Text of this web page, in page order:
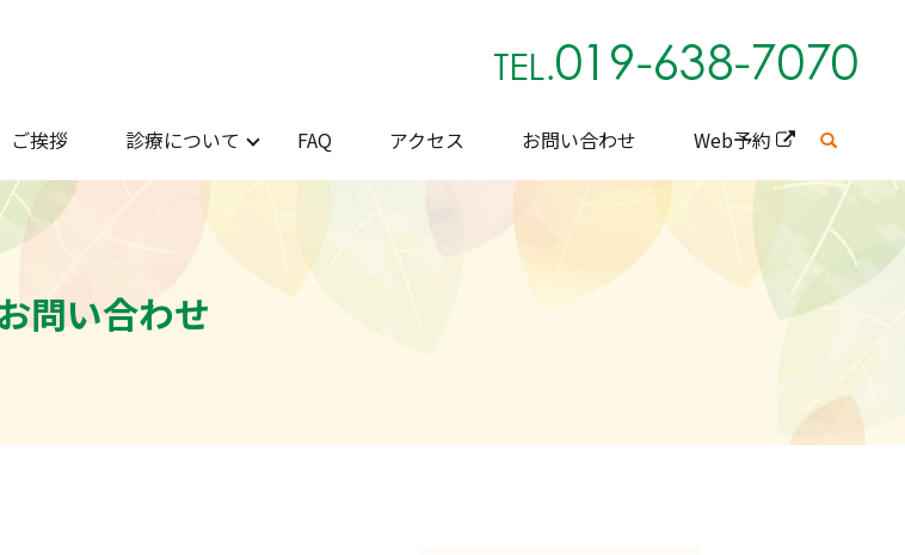
ご挨拶 診療について FAQ アクセス お問い合わせ Web予約
問い合わせ